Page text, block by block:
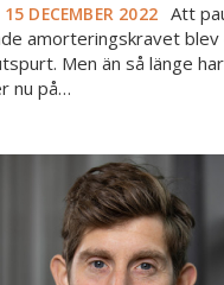
15 DECEMBER 2022 Att
amorteringskravet blev
Men än så länge
nu på…